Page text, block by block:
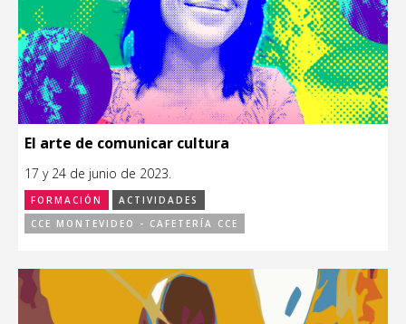
El arte de comunicar cultura
17 y 24 de junio de 2023.
FORMACIÓN
ACTIVIDADES
CCE MONTEVIDEO - CAFETERÍA CCE